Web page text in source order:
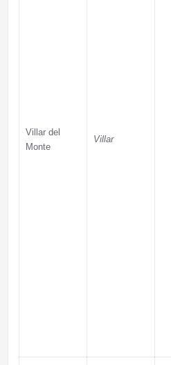
Villar del
Monte
Villar